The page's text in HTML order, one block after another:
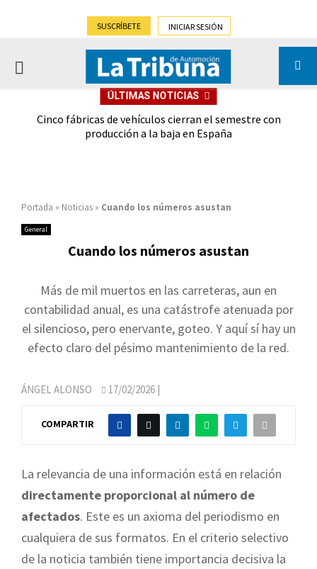
SUSCRÍBETE INICIAR SESIÓN
PRIMARY
ÚLTIMAS NOTICIAS
Cinco fábricas de vehículos cierran el semestre con
producción a la baja en España
Portada » Noticias » Cuando los números asustan
General
Cuando los números asustan
Más de mil muertos en las carreteras, aun en
contabilidad anual, es una catástrofe atenuada por
el silencioso, pero enervante, goteo. Y aquí sí hay un
efecto claro del pésimo mantenimiento de la red.
ÁNGEL ALONSO 17/02/2026 |
COMPARTIR
La relevancia de una información está en relación
directamente proporcional al número de
afectados. Este es un axioma del periodismo en
cualquiera de sus formatos. En el criterio selectivo
de la noticia también tiene importancia decisiva la